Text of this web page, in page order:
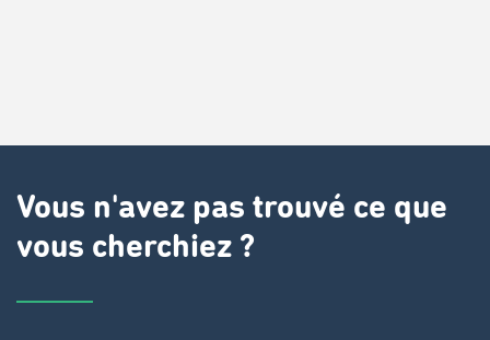
Vous n'avez pas trouvé ce que
vous cherchiez ?